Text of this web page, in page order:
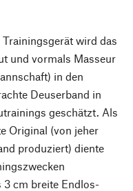
wird das
und vormals Masseur
in den
Deuserband in
geschätzt. Als
Original (von jeher
produziert) diente
3 cm breite Endlos-